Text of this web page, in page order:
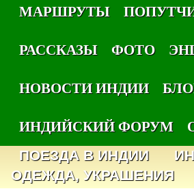
МАРШРУТЫ
РАССКАЗЫ
ФОТО
НОВОСТИ ИНДИИ
ИНДИЙСКИЙ ФОРУМ
ПОЕЗДА В ИНДИИ
ОДЕЖДА, УКРАШЕНИЯ